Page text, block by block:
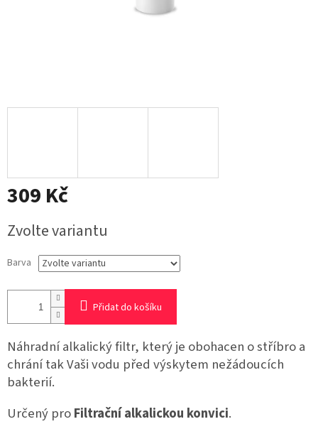
309 Kč
cena:
Zvolte variantu
Barva
Přidat do košíku
Náhradní alkalický filtr, který je obohacen o stříbro a
chrání tak Vaši vodu před výskytem nežádoucích
bakterií.
Určený proFiltrační alkalickou konvici.